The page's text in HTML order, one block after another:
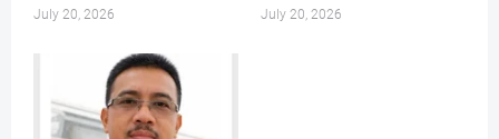
July 20, 2026 July 20, 2026